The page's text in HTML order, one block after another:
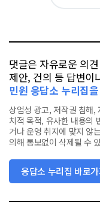
댓글은 자유로운 의
제안, 건의 등 답변이
민원 응답소 누리집
상업성 광고, 저작권 침해,
치적 목적, 유사한 내용의
거나 운영 취지에 맞지 않
의해 통보없이 삭제될 수
응답소 누리집 바로